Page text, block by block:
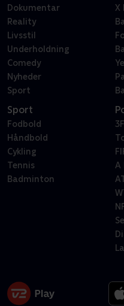
Dokumentar
Reality
Livsstil
Underholdning
Comedy
Nyheder
Sport
X
Sport
Fodbold
Håndbold
Cykling
Tennis
Badminton
A